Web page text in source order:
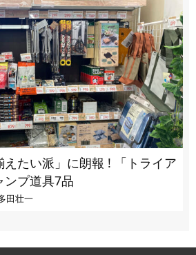
派」に朗報 ! 「トライア
ンプ道具7品
田壮一